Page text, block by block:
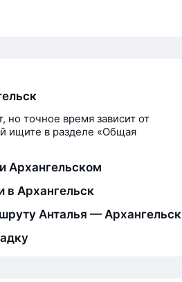
но точное время зависит от
ищите в разделе «Общая
Архангельском
в Архангельск
Анталья — Архангельск